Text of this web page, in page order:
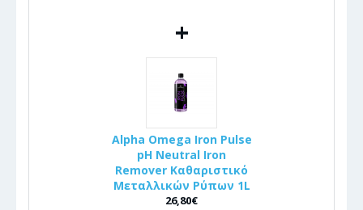
+
Alpha Omega Iron Pulse
pH Neutral Iron
Remover Καθαριστικό
Μεταλλικών Ρύπων 1L
26,80€